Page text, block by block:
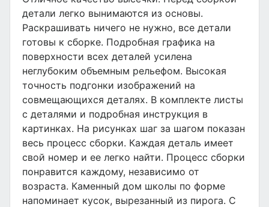
детали легко вынимаются из основы.
Раскрашивать ничего не нужно, все детали
готовы к сборке. Подробная графика на
поверхности всех деталей усилена
неглубоким объемным рельефом. Высокая
точность подгонки изображений на
совмещающихся деталях. В комплекте листы
с деталями и подробная инструкция в
картинках. На рисунках шаг за шагом показан
весь процесс сборки. Каждая деталь имеет
свой номер и ее легко найти. Процесс сборки
понравится каждому, независимо от
возраста. Каменный дом школы по форме
напоминает кусок, вырезанный из пирога. С